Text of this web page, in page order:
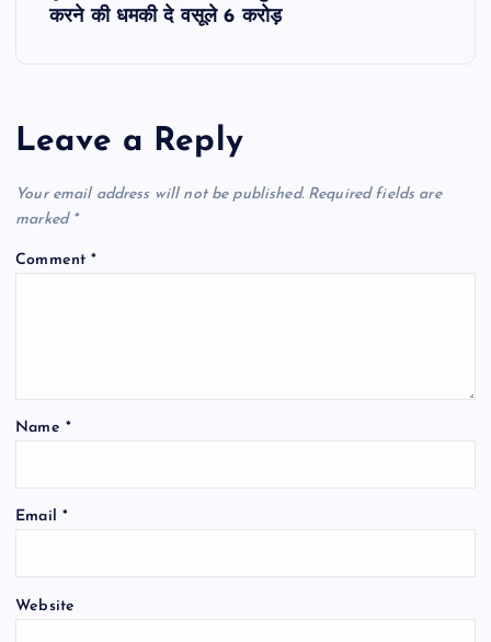
a
v
i
i
o
करने की धमकी दे वसूले 6 करोड़
Leave a Reply
Your email address will not be published. Required fields are
marked *
Comment*
Name *
Email *
Website